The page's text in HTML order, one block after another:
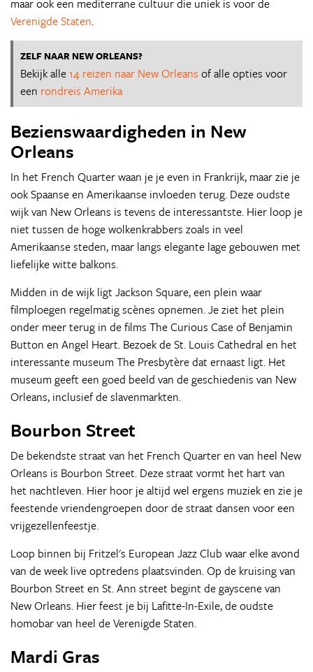
maar ook een mediterrane cultuur die uniek is voor de
Verenigde Staten.
ZELF NAAR NEW ORLEANS?
Bekijk alle14 reizen naar New Orleans of alle opties voor
een rondreis Amerika
Bezienswaardigheden in New
Orleans
In het French Quarter waan je je even in Frankrijk, maar zie je
ook Spaanse en Amerikaanse invloeden terug. Deze oudste
wijk van New Orleans is tevens de interessantste. Hier loop je
niet tussen de hoge wolkenkrabbers zoals in veel
Amerikaanse steden, maar langs elegante lage gebouwen met
liefelijke witte balkons.
Midden in de wijk ligt Jackson Square, een plein waar
filmploegen regelmatig scènes opnemen. Je ziet het plein
onder meer terug in de films The Curious Case of Benjamin
Button en Angel Heart. Bezoek de St. Louis Cathedral en het
interessante museum The Presbytère dat ernaast ligt. Het
museum geeft een goed beeld van de geschiedenis van New
Orleans, inclusief de slavenmarkten.
Bourbon Street
De bekendste straat van het French Quarter en van heel New
Orleans is Bourbon Street. Deze straat vormt het hart van
het nachtleven. Hier hoor je altijd wel ergens muziek en zie je
feestende vriendengroepen door de straat dansen voor een
vrijgezellenfeestje.
Loop binnen bij Fritzel's European Jazz Club waar elke avond
van de week live optredens plaatsvinden. Op de kruising van
Bourbon Street en St. Ann street begint de gayscene van
New Orleans. Hier feest je bij Lafitte-In-Exile, de oudste
homobar van heel de Verenigde Staten.
Mardi Gras